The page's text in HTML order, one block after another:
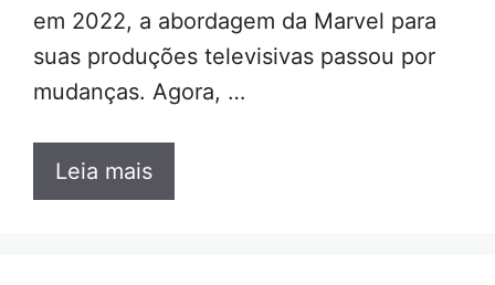
em 2022, a abordagem da Marvel para
suas produções televisivas passou por
mudanças. Agora, …
Leia mais